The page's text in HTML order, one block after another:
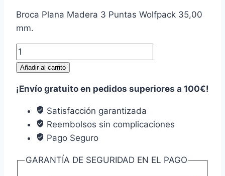
original
5,08€.
actual
4,07€.
Broca Plana Madera 3 Puntas Wolfpack 35,00
mm.
Broca
Plana
3
Puntas
Wolfpack
35,00
cantidad
Añadir al carrito
¡Envío gratuito en pedidos superiores a 100€!
Satisfacción garantizada
Reembolsos sin complicaciones
Pago Seguro
GARANTÍA DE SEGURIDAD EN EL PAGO